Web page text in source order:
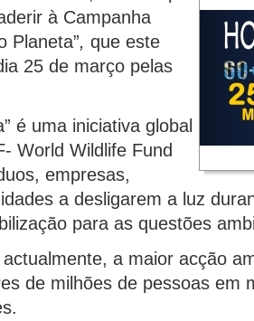
à Campanha
Planeta”, que este
25 de março pelas
é uma iniciativa global
World Wildlife Fund
empresas,
a desligarem a luz
para as questões
a maior acção
de milhões de pessoas em